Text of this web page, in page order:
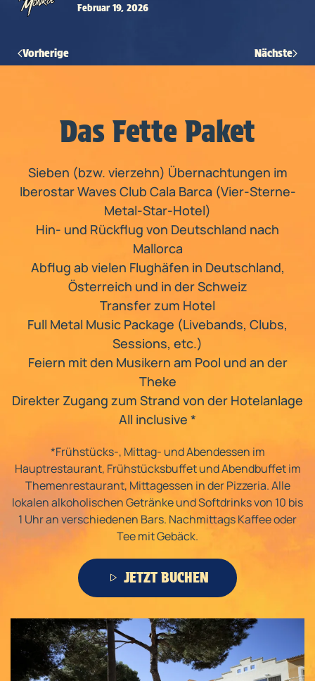
Februar 19, 2026
Vorherige Nächste
Das Fette Paket
Sieben (bzw. vierzehn) Übernachtungen im
Iberostar Waves Club Cala Barca (Vier-Sterne-
Metal-Star-Hotel)
Hin- und Rückflug von Deutschland nach
Mallorca
Abflug ab vielen Flughäfen in Deutschland,
Österreich und in der Schweiz
Transfer zum Hotel
Full Metal Music Package (Livebands, Clubs,
Sessions, etc.)
Feiern mit den Musikern am Pool und an der
Theke
Direkter Zugang zum Strand von der Hotelanlage
All inclusive *
*Frühstücks-, Mittag- und Abendessen im
Hauptrestaurant, Frühstücksbuffet und Abendbuffet im
Themenrestaurant, Mittagessen in der Pizzeria. Alle
lokalen alkoholischen Getränke und Softdrinks von 10 bis
1 Uhr an verschiedenen Bars. Nachmittags Kaffee oder
Tee mit Gebäck.
JETZT BUCHEN